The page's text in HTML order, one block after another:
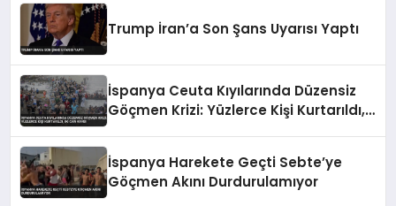
Trump İran’a Son Şans Uyarısı Yaptı
İspanya Ceuta Kıyılarında Düzensiz
Göçmen Krizi: Yüzlerce Kişi Kurtarıldı,
İspanya Harekete Geçti Sebte’ye
Göçmen Akını Durdurulamıyor